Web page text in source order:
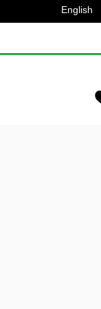
English